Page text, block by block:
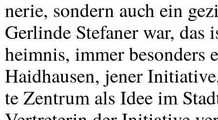
nerie, sondern auch ein
Gerlinde Stefaner war, das
heimnis, immer besonders
Haidhausen, jener
te Zentrum als Idee im